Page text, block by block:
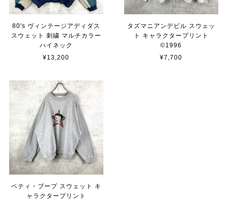
80's ヴィンテージアディダス
スウェット 刺繍 マルチカラー
ハイネック
¥13,200
タズマニアンデビル スウェッ
ト キャラクタープリント
©︎1996
¥7,700
ベティ・ブープ スウェット キ
ャラクタープリント